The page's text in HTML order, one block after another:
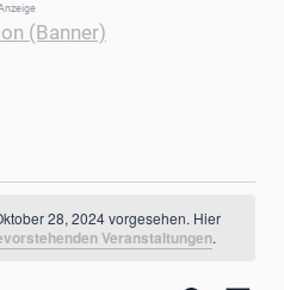
28, 2024 vorgesehen. Hier
Veranstaltungen.